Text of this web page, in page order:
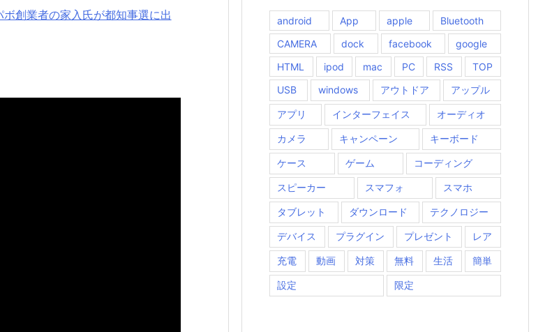
創業者の家入氏が都知事選に出
android App apple
Bluetooth
CAMERA
dock facebook
google
HTML
ipod mac PC RSS
TOP
USB
windows アウトドア アップル
アプリ インターフェイス オーディオ
カメラ キャンペーン キーボード
ケース ゲーム コーディング
スピーカー スマフォ スマホ
タブレット ダウンロード テクノロジー
デバイス プラグイン プレゼント レア
充電 動画 対策 無料 生活 簡単
設定 限定